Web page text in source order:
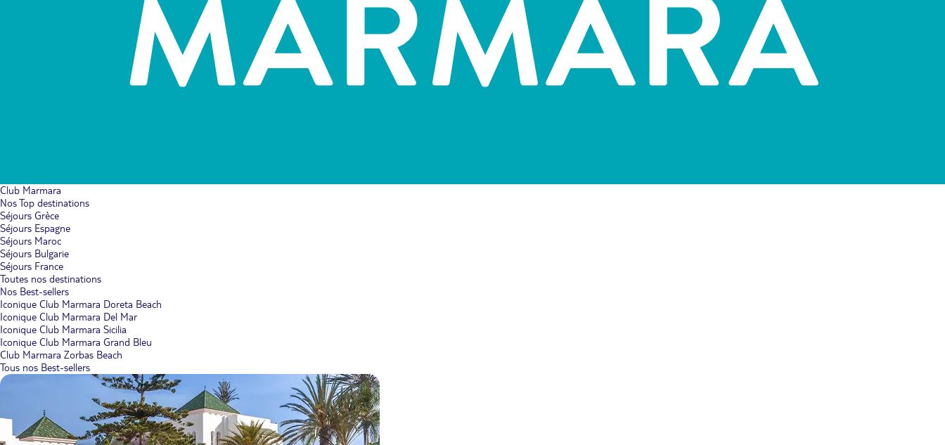
Club Marmara
Nos Top destinations
Séjours Grèce
Séjours Espagne
Séjours Maroc
Séjours Bulgarie
Séjours France
Toutes nos destinations
Nos Best-sellers
Iconique Club Marmara Doreta Beach
Iconique Club Marmara Del Mar
Iconique Club Marmara Sicilia
Iconique Club Marmara Grand Bleu
Club Marmara Zorbas Beach
Tous nos Best-sellers